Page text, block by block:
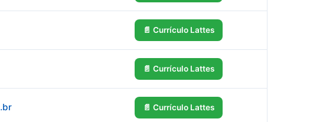
📄 Currículo Lattes
📄 Currículo Lattes
📄 Currículo Lattes